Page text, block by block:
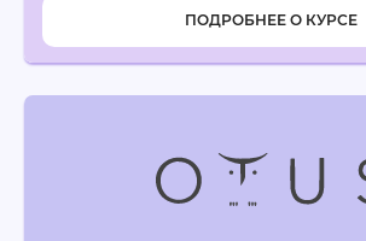
ПОДРОБНЕЕ О КУРСЕ